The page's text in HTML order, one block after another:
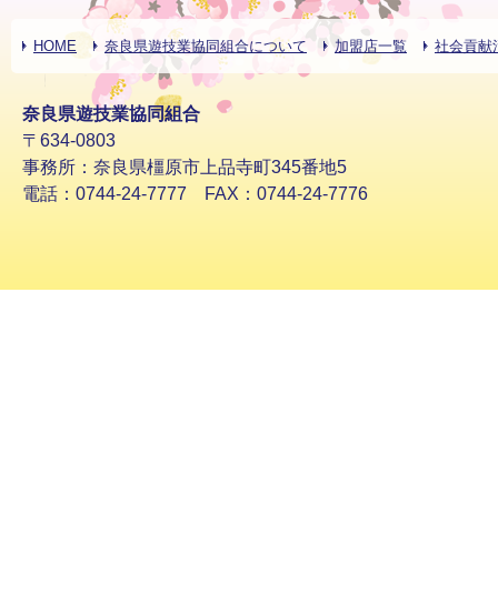
HOME 奈良県遊技業協同組合について 加盟店一覧 社会貢献
奈良県遊技業協同組合
〒634-0803
事務所：奈良県橿原市上品寺町345番地5
電話：0744-24-7777 FAX：0744-24-7776